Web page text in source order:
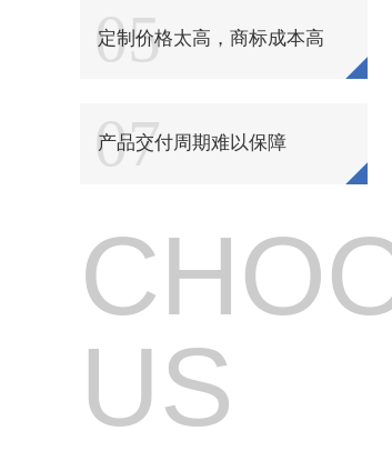
纺织品锦纶阻燃剂
纺织品无醛硬挺剂
纺织品高效起毛剂
纺织品起毛剂
纺织品亲水起毛剂
纺织品毛毯专用增稠剂
05
定制价格太高，商标成本高
07
产品交付周期难以保障
US